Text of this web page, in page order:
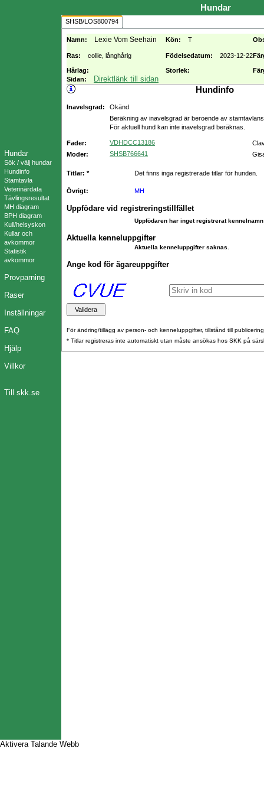
Hundar
Sök / välj hundar
Hundinfo
Stamtavla
Veterinärdata
Tävlingsresultat
MH diagram
BPH diagram
Kull/helsyskon
Kullar och
avkommor
Statistik
avkommor
Provparning
Raser
Inställningar
FAQ
Hjälp
Villkor
Till skk.se
Hundar
SHSB/LOS800794
Namn: Lexie Vom Seehain Kön: T
Ras: collie, långhårig Födelsedatum: 2023-12-22
Hårlag: Storlek:
Sidan:
Direktlänk till sidan
Hundinfo
Inavelsgrad:
Okänd
Beräkning av inavelsgrad är beroende av
För aktuell hund kan inte inavelsgrad beräknas.
Fader: VDHDCC13186
Moder:
SHSB766641
Titlar: * Det finns inga registrerade titlar för hunden.
Övrigt: MH
Uppfödare vid registreringstillfället
Uppfödaren har inget registrerat
Aktuella kenneluppgifter
Aktuella kenneluppgifter saknas.
Ange kod för ägareuppgifter
För ändring/tillägg av person- och kenneluppgifter, tillstånd till
* Titlar registreras inte automatiskt utan måste ansökas hos SKK på
Aktivera Talande Webb